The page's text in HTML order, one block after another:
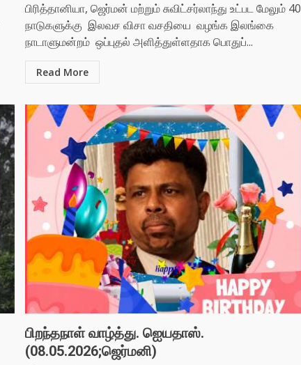
பிரித்தானியா, ஜெர்மன் மற்றும் சுவிட்சர்லாந்து உட்பட மேலும் 40
நாடுகளுக்கு இலவச விசா வசதியை வழங்க இலங்கை
நாடாளுமன்றம் ஒப்புதல் அளித்துள்ளதாக பொதுப்...
Read More
பிறந்தநாள் வாழ்த்து. ஐெயதாஸ்.
(08.05.2026;ஜெர்மனி)